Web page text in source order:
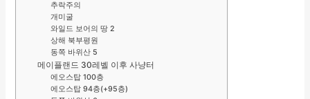
추락주의
개미굴
와일드 보어의 땅 2
상해 북부평원
동쪽 바위산 5
메이플랜드 30레벨 이후 사냥터
에오스탑 100층
에오스탑 94층(+95층)